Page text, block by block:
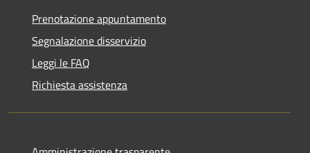
Prenotazione appuntamento
Segnalazione disservizio
Leggi le FAQ
Richiesta assistenza